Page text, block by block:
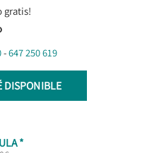
gratis!
-647 250 619
DISPONIBLE
*